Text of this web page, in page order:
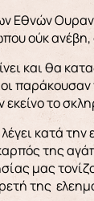
Εθνών
ούκ
και θα
το
κατά
της
μας
της